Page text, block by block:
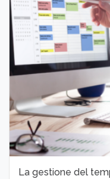
La gestione del